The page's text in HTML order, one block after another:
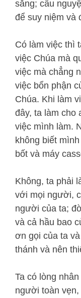
sắng; cầu
để suy niệm và
Có làm việc thì
việc Chúa mà
việc mà chẳng
việc bổn phận
Chúa. Khi làm
đây, ta làm cho
việc mình làm.
không biết
bốt và máy
Không, ta phải
với mọi người,
người của ta;
và cả hầu bao
ơn gọi của ta
thánh và nên
Ta có lòng
người toàn